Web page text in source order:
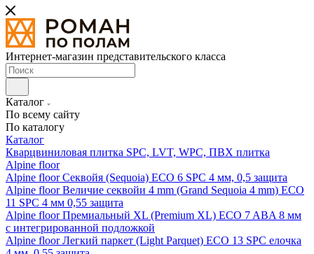
Интернет-магазин представительского класса
Каталог
По всему сайту
По каталогу
Каталог
Кварцвиниловая плитка SPC, LVT, WPC, ПВХ плитка
Alpine floor
Alpine floor Секвойя (Sequoia) ECO 6 SPC 4 мм, 0,5 защита
Alpine floor Величие секвойи 4 mm (Grand Sequoia 4 mm) ECO
11 SPC 4 мм 0,55 защита
Alpine floor Премиальный XL (Premium XL) ECO 7 ABA 8 мм
с интегрированной подложкой
Alpine floor Легкий паркет (Light Parquet) ECO 13 SPC елочка